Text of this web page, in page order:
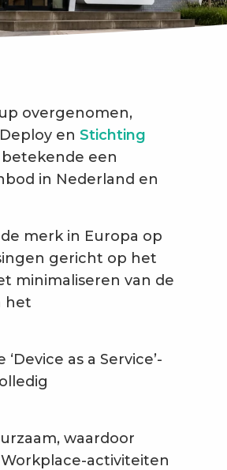
overgenomen,
en Stichting
een
in Nederland en
merk in Europa op
gericht op het
minimaliseren van de
het
as a Service’-
waardoor
activiteiten